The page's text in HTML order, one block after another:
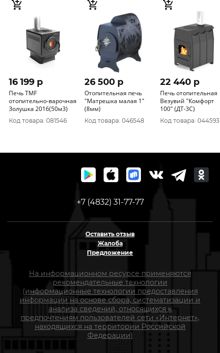
16 199 p
Печь TMF
отопительно-варочная
Золушка 2016(50м3)
Код товара: 081546
26 500 p
Отопительная печь
"Матрешка малая 1"
(8мм)
Код товара: 046548
22 440 p
Печь отопительная
Везувий "Комфорт
100" (ДТ-3С)
Код товара: 044593
+7 (4832) 31-77-77
Оставить отзыв
Жалоба
Предложение
На информационном ресурсе применяются
рекомендательные технологии
(информационные технологии предоставления
информации на основе сбора, систематизации и
анализа сведений, относящихся к
предпочтениям пользователей сети «Интернет»,
находящихся на территории Российской
Федерации)